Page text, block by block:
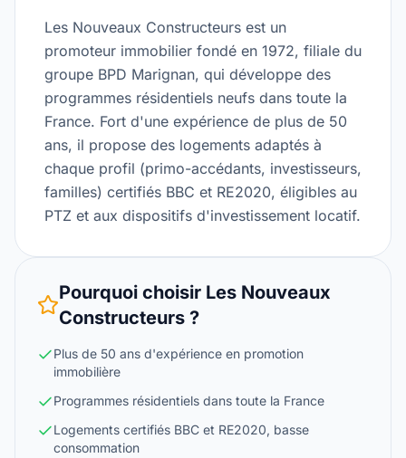
Les Nouveaux Constructeurs est un
promoteur immobilier fondé en 1972, filiale du
groupe BPD Marignan, qui développe des
programmes résidentiels neufs dans toute la
France. Fort d'une expérience de plus de 50
ans, il propose des logements adaptés à
chaque profil (primo-accédants, investisseurs,
familles) certifiés BBC et RE2020, éligibles au
PTZ et aux dispositifs d'investissement locatif.
Pourquoi choisir Les Nouveaux
Constructeurs ?
Plus de 50 ans d'expérience en promotion
immobilière
Programmes résidentiels dans toute la France
Logements certifiés BBC et RE2020, basse
consommation